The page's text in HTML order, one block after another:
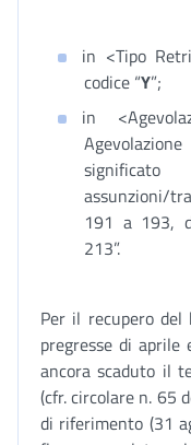
in <Tipo
codice “Y”;
in
assunzioni/
191 a 193,
213”.
Per il recupero del
pregresse di
ancora scaduto il
(cfr. circolare n. 65
di riferimento (31